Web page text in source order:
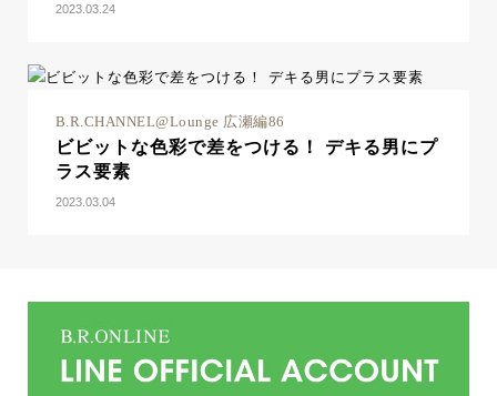
2023.03.24
B.R.CHANNEL@Lounge 広瀬編86
ビビットな色彩で差をつける！ デキる男にプ
ラス要素
2023.03.04